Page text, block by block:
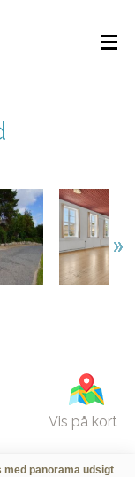
Vis på kort
med panorama udsigt